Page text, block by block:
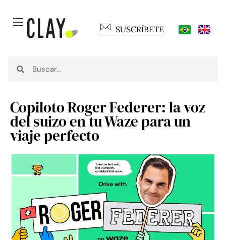
SUSCRÍBETE
Copiloto Roger Federer: la voz
del suizo en tu Waze para un
viaje perfecto